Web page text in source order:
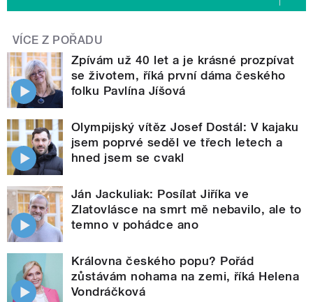
VÍCE Z POŘADU
Zpívám už 40 let a je krásné prozpívat
se životem, říká první dáma českého
folku Pavlína Jíšová
Olympijský vítěz Josef Dostál: V kajaku
jsem poprvé seděl ve třech letech a
hned jsem se cvakl
Ján Jackuliak: Posílat Jiříka ve
Zlatovlásce na smrt mě nebavilo, ale to
temno v pohádce ano
Královna českého popu? Pořád
zůstávám nohama na zemi, říká Helena
Vondráčková